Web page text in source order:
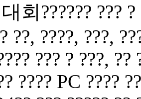
회?????? ??? ?
??, ????, ???,
??? ? ???, ??
???? PC ????